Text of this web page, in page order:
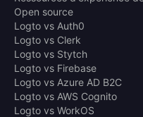
Open source
Logto vs Auth0
Logto vs Clerk
Logto vs Stytch
Logto vs Firebase
Logto vs Azure AD B2C
Logto vs AWS Cognito
Logto vs WorkOS